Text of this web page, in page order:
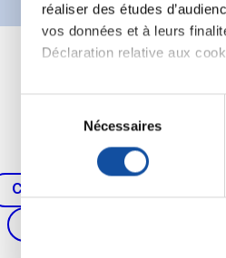
réaliser des études
vos données et à leurs
Déclaration relative aux
Si vous le permettez, nous
Collecter des
digitales).
Pour en savoir plus sur le
. Vous pouvez
e
c
t
Nécessaires
Cancer du poumon, de la